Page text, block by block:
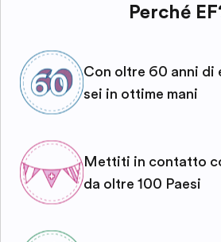
Perché
Con oltre 60 anni di
sei in ottime mani
Mettiti in contatto
da oltre 100 Paesi